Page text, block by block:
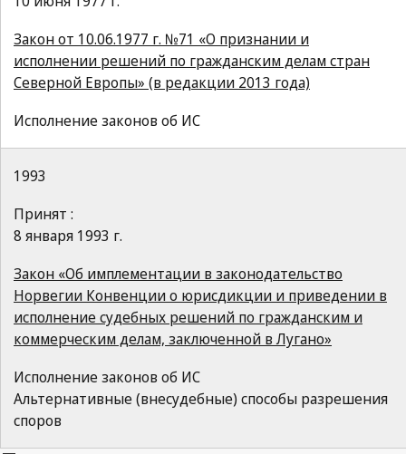
Закон от 10.06.1977 г. №71 «О признании и
исполнении решений по гражданским делам стран
Северной Европы» (в редакции 2013 года)
Исполнение законов об ИС
1993
Принят :
8 января 1993 г.
Закон «Об имплементации в законодательство
Норвегии Конвенции о юрисдикции и приведении в
исполнение судебных решений по гражданским и
коммерческим делам, заключенной в Лугано»
Исполнение законов об ИС
Альтернативные (внесудебные) способы разрешения
споров